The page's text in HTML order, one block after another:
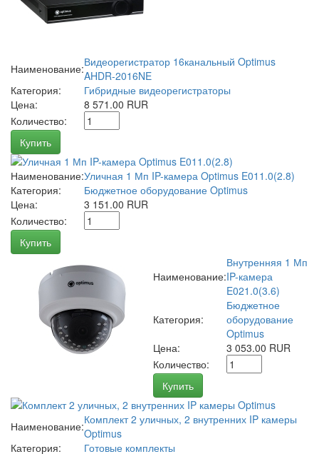
Наименование:Видеорегистратор 16канальный Optimus
AHDR-2016NE
Категория:
Гибридные видеорегистраторы
Цена:
8 571.00 RUR
Количество:
Купить
Наименование:Уличная 1 Мп IP-камера Optimus E011.0(2.8)
Категория:
Бюджетное оборудование Optimus
Цена:
3 151.00 RUR
Количество:
Купить
Наименование:
Внутренняя 1 Мп
IP-камера
E021.0(3.6)
Категория:
Бюджетное
оборудование
Optimus
Цена:
3 053.00 RUR
Количество:
Купить
Наименование:Комплект 2 уличных, 2 внутренних IP камеры
Optimus
Категория:
Готовые комплекты